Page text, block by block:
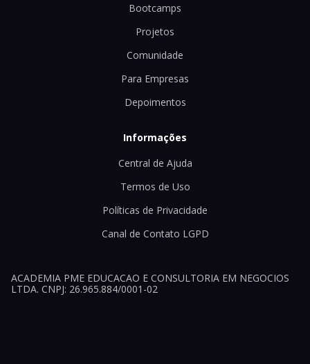
Bootcamps
Projetos
Comunidade
Para Empresas
Depoimentos
Informações
Central de Ajuda
Termos de Uso
Políticas de Privacidade
Canal de Contato LGPD
ACADEMIA PME EDUCACAO E CONSULTORIA EM NEGOCIOS
LTDA. CNPJ: 26.965.884/0001-02